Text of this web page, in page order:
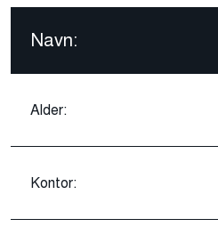
Navn:
Alder:
Kontor: